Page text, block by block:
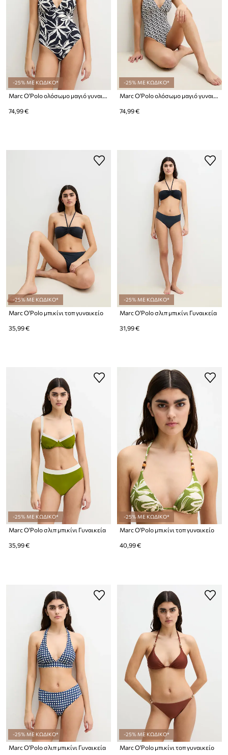
-25% ΜΕ ΚΩΔΙΚΟ*
74,99 €
-25% ΜΕ ΚΩΔΙΚΟ*
74,99 €
-25% ΜΕ ΚΩΔΙΚΟ*
Marc O'Polo μπικίνι τοπ γυναικείο
35,99 €
-25% ΜΕ ΚΩΔΙΚΟ*
Marc O'Polo σλιπ μπικίνι Γυναικεία
31,99 €
-25% ΜΕ ΚΩΔΙΚΟ*
Marc O'Polo σλιπ μπικίνι Γυναικεία
35,99 €
-25% ΜΕ ΚΩΔΙΚΟ*
Marc O'Polo μπικίνι τοπ γυναικείο
40,99 €
-25% ΜΕ ΚΩΔΙΚΟ*
Marc O'Polo σλιπ μπικίνι Γυναικεία
-25% ΜΕ ΚΩΔΙΚΟ*
Marc O'Polo μπικίνι τοπ γυναικείο